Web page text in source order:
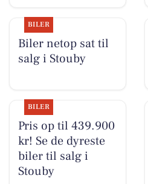
BILER
Biler netop sat til
salg i Stouby
BILER
Pris op til 439.900
kr! Se de dyreste
biler til salg i
Stouby